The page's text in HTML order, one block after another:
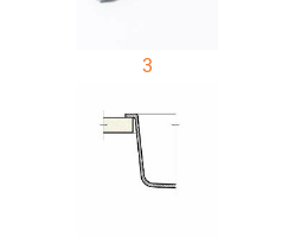
3